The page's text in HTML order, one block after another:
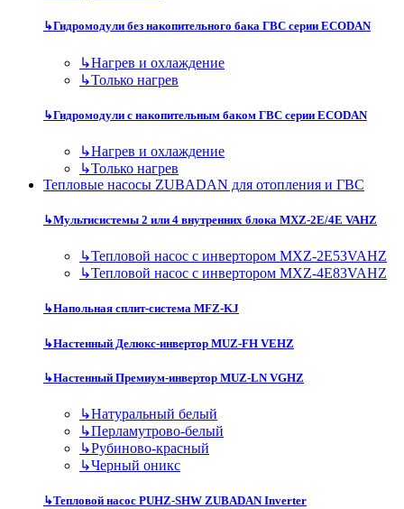
↳Гидромодули без накопительного бака ГВС серии ECODAN
↳Нагрев и охлаждение
↳Только нагрев
↳Гидромодули с накопительным баком ГВС серии ECODAN
↳Нагрев и охлаждение
↳Только нагрев
Тепловые насосы ZUBADAN для отопления и ГВС
↳Мультисистемы 2 или 4 внутренних блока MXZ-2E/4E VAHZ
↳Тепловой насос с инвертором MXZ-2E53VAHZ
↳Тепловой насос с инвертором MXZ-4E83VAHZ
↳Напольная сплит-система MFZ-KJ
↳Настенный Делюкс-инвертор MUZ-FH VEHZ
↳Настенный Премиум-инвертор MUZ-LN VGHZ
↳Натуральный белый
↳Перламутрово-белый
↳Рубиново-красный
↳Черный оникс
↳Тепловой насос PUHZ-SHW ZUBADAN Inverter